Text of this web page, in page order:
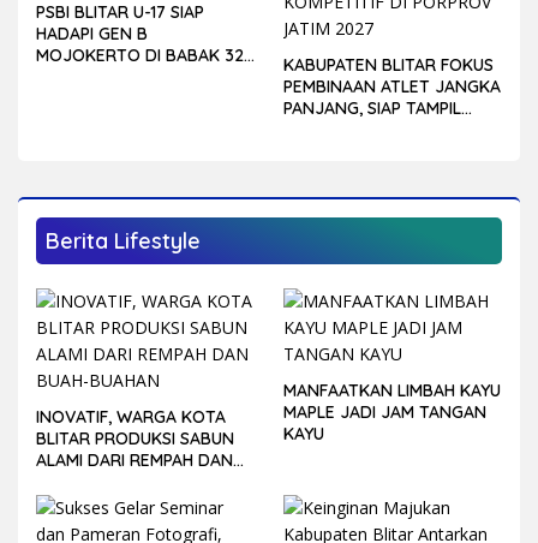
PSBI BLITAR U-17 SIAP
HADAPI GEN B
MOJOKERTO DI BABAK 32
KABUPATEN BLITAR FOKUS
PEMBINAAN ATLET JANGKA
PANJANG, SIAP TAMPIL
Berita Lifestyle
INOVATIF, WARGA KOTA
BLITAR PRODUKSI SABUN
ALAMI DARI REMPAH DAN
MANFAATKAN LIMBAH KAYU
MAPLE JADI JAM TANGAN
KAYU